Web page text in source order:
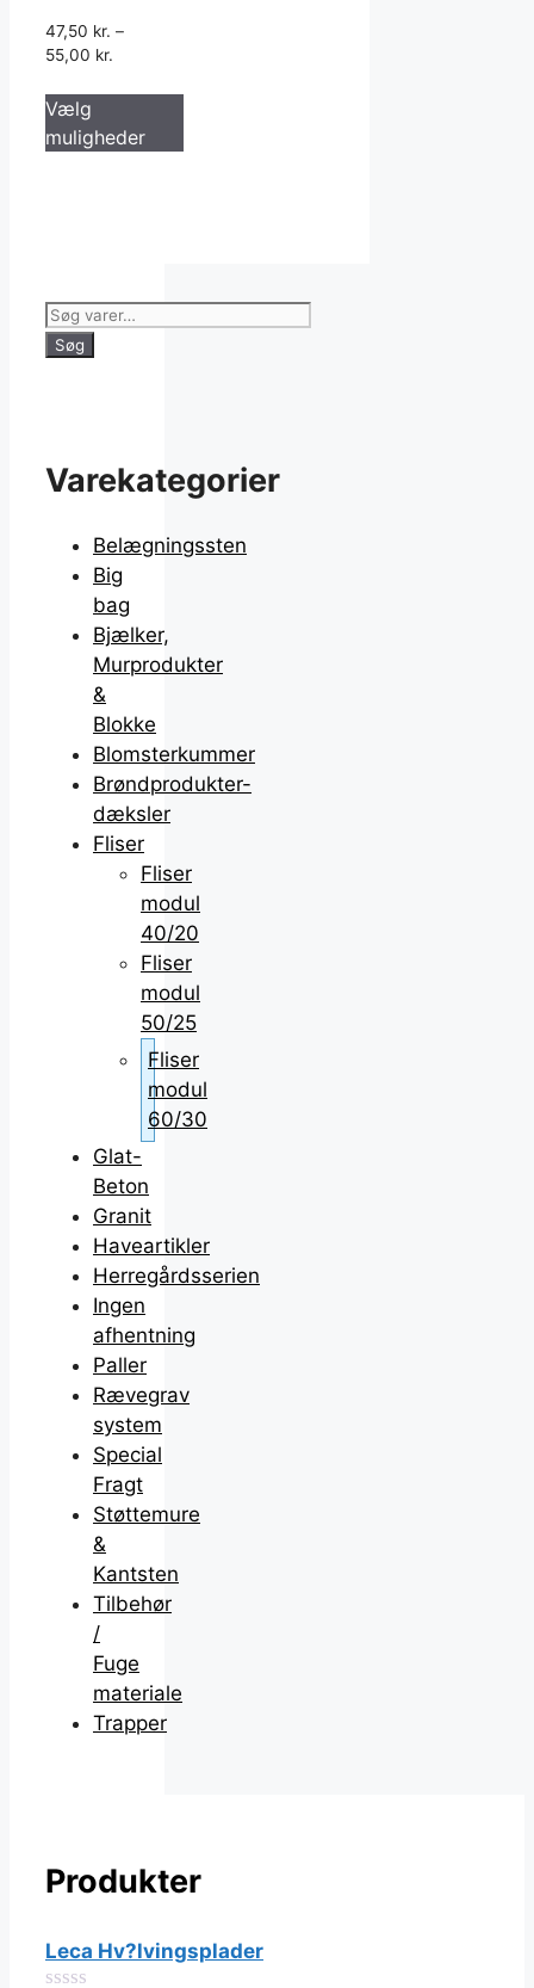
47,50 kr. –
55,00 kr.
Vælg
muligheder
Søg
efter:
Søg
Varekategorier
Belægningssten
Big
bag
Bjælker,
Murprodukter
&
Blokke
Blomsterkummer
Brøndprodukter-
dæksler
Fliser
Fliser
modul
40/20
Fliser
modul
50/25
Fliser
modul
60/30
Glat-
Beton
Granit
Haveartikler
Herregårdsserien
Ingen
afhentning
Paller
Rævegrav
system
Special
Fragt
Støttemure
&
Kantsten
Tilbehør
/
Fuge
materiale
Trapper
Produkter
Leca Hv?lvingsplader